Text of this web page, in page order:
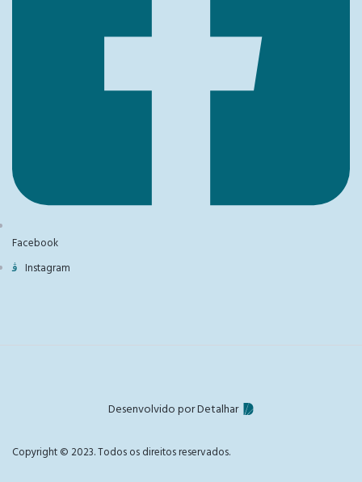
Facebook
Instagram
Desenvolvido por Detalhar
Copyright © 2023. Todos os direitos reservados.